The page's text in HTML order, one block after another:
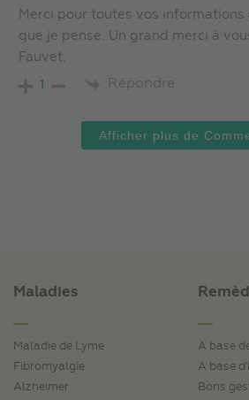
Merci pour toutes vos informations
que je pense. Un grand merci à
Fauvet.
1 Répondre
Afficher plus de
Maladies
Maladie de Lyme
Fibromyalgie
Alzheimer
A base
A base
Bons